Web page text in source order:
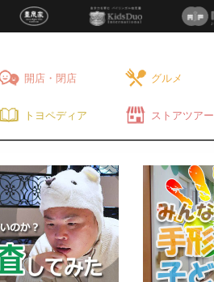
開店・閉店 グルメ
トヨペディア ストアツアー